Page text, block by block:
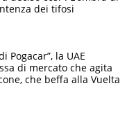
dei tifosi
Pogacar”, la UAE
di mercato che agita
che beffa alla Vuelta